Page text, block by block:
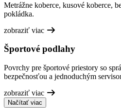
Metrážne koberce, kusové koberce,
pokládka.
zobraziť viac
Športové podlahy
Povrchy pre športové priestory so
bezpečnosťou a jednoduchým
zobraziť viac
Načítať viac